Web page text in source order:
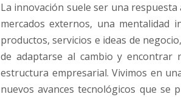
La innovación suele ser una respuesta
mercados externos, una
productos, servicios e ideas de
de adaptarse al cambio y encontrar
estructura empresarial. Vivimos en
nuevos avances tecnológicos que se